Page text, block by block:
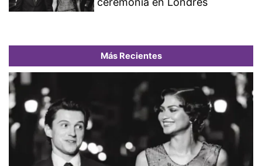
Más Recientes